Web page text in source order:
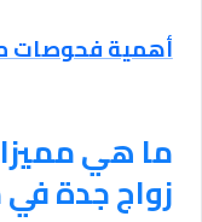
أهمية فحوصات
ما هي
زواج جدة في